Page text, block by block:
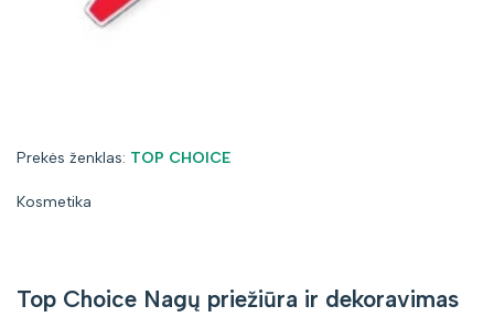
Prekės ženklas: Prekės
TOP CHOICE
Kosmetika
Top Choice Nagų priežiūra ir dekoravimas